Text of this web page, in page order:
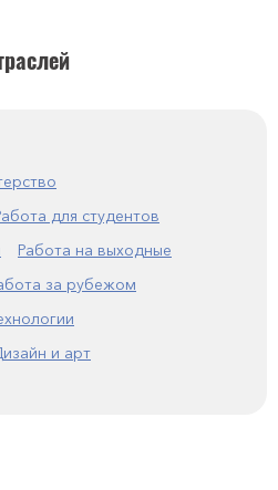
для студентов
Работа на выходные
за рубежом
и арт